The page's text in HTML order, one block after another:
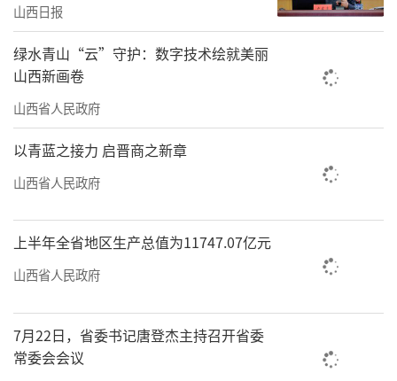
出，要坚持山水林田湖草一体化保护和修复，
把加强流域生态环境保护与推进能源革命、推
行绿色生产生活方式、推动经济转型发展统筹
起来，坚持治山、治水、治气、治城一体推
进，持续用力，再现“锦绣太原城”的盛景，
不断增强太原的吸引力、影响力，增强太原人
民的获得感、幸福感、安全感。
习近平总书记的殷殷嘱托，为太原市进一
步加强汾河流域生态治理，一体推进治山、治
水、治气、治城注入了强大动力。
精准治理
山西日报
绿水青山“云”守护：数字技术绘就美丽
山西新画卷
山西省人民政府
以青蓝之接力 启晋商之新章
山西省人民政府
上半年全省地区生产总值为11747.07亿元
山西省人民政府
7月22日，省委书记唐登杰主持召开省委
常委会会议